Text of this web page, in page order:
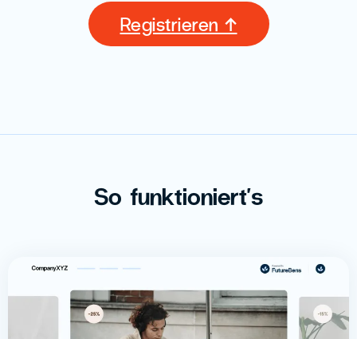
Registrieren ↑
So funktioniert's